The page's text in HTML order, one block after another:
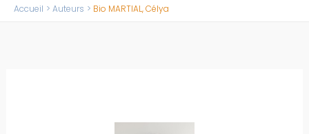
Accueil Auteurs Bio MARTIAL, Célya